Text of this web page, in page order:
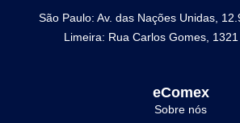
São Paulo: Av. das Nações Unidas,
Limeira: Rua Carlos Gomes, 1321
eComex
Sobre nós